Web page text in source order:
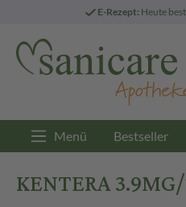
E-Rezept: Heute
Menü Bestseller
KENTERA